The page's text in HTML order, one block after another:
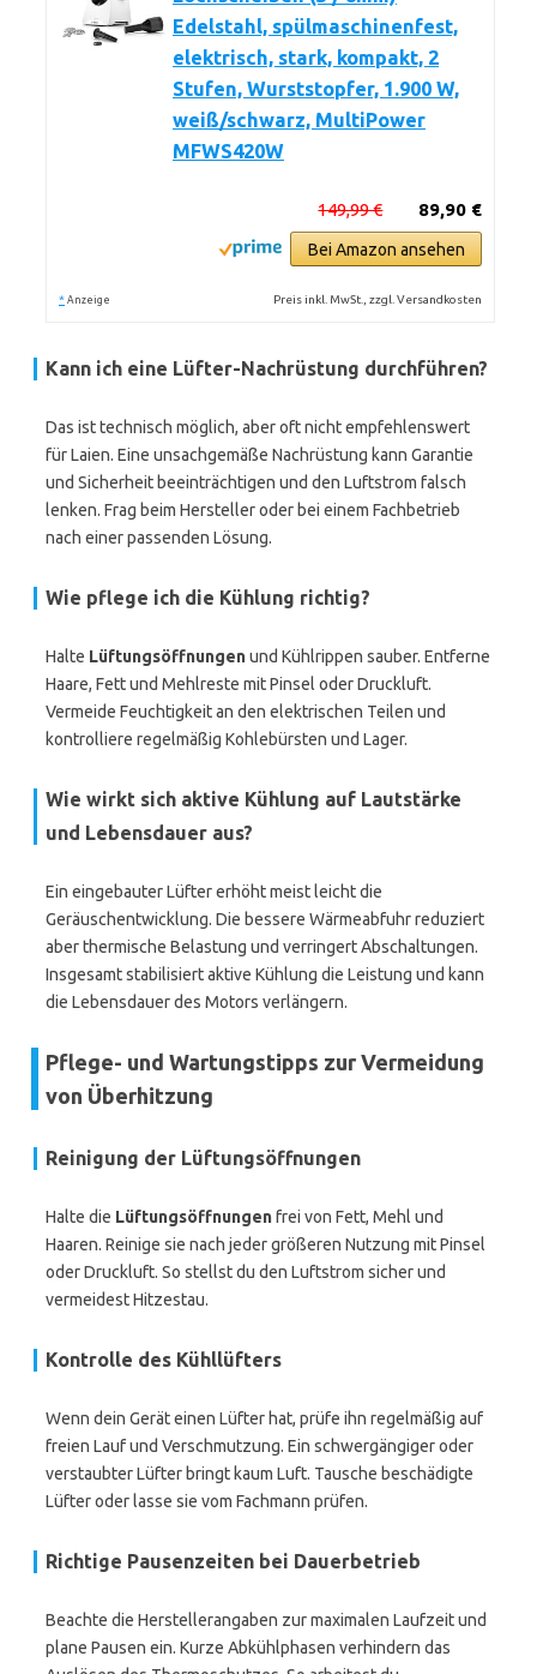
Edelstahl, spülmaschinenfest,
elektrisch, stark, kompakt, 2
Stufen, Wurststopfer, 1.900 W,
weiß/schwarz, MultiPower
MFWS420W
89,90 €
149,99 €
Bei Amazon ansehen
* Anzeige Preis inkl. MwSt., zzgl. Versandkosten
Kann ich eine Lüfter-Nachrüstung durchführen?
Das ist technisch möglich, aber oft nicht empfehlenswert
für Laien. Eine unsachgemäße Nachrüstung kann Garantie
und Sicherheit beeinträchtigen und den Luftstrom falsch
lenken. Frag beim Hersteller oder bei einem Fachbetrieb
nach einer passenden Lösung.
Wie pflege ich die Kühlung richtig?
Halte Lüftungsöffnungenund Kühlrippen sauber. Entferne
Haare, Fett und Mehlreste mit Pinsel oder Druckluft.
Vermeide Feuchtigkeit an den elektrischen Teilen und
kontrolliere regelmäßig Kohlebürsten und Lager.
Wie wirkt sich aktive Kühlung auf Lautstärke
und Lebensdauer aus?
Ein eingebauter Lüfter erhöht meist leicht die
Geräuschentwicklung. Die bessere Wärmeabfuhr reduziert
aber thermische Belastung und verringert Abschaltungen.
Insgesamt stabilisiert aktive Kühlung die Leistung und kann
die Lebensdauer des Motors verlängern.
Pflege- und Wartungstipps zur Vermeidung
von Überhitzung
Reinigung der Lüftungsöffnungen
Halte die Lüftungsöffnungenfrei von Fett, Mehl und
Haaren. Reinige sie nach jeder größeren Nutzung mit Pinsel
oder Druckluft. So stellst du den Luftstrom sicher und
vermeidest Hitzestau.
Kontrolle des Kühllüfters
Wenn dein Gerät einen Lüfter hat, prüfe ihn regelmäßig auf
freien Lauf und Verschmutzung. Ein schwergängiger oder
verstaubter Lüfter bringt kaum Luft. Tausche beschädigte
Lüfter oder lasse sie vom Fachmann prüfen.
Richtige Pausenzeiten bei Dauerbetrieb
Beachte die Herstellerangaben zur maximalen Laufzeit und
plane Pausen ein. Kurze Abkühlphasen verhindern das